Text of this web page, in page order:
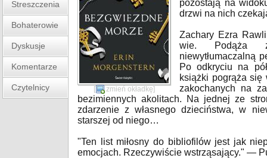
Streszczenia
Bohaterowie
Dyskusje
Komentarze
Czytelnicy [ zmień okładkę]
pozostają na
drzwi na nich
Zachary Ezra
wie. Podąża
niewytłumaczalną
Po odkryciu na
książki pogrąża
zakochanych na
bezimiennych akolitach. Na jednej ze
zdarzenie z własnego dzieciństwa, w
starszej od niego…
"Ten list miłosny do bibliofilów jest jak
emocjach. Rzeczywiście wstrząsający." —